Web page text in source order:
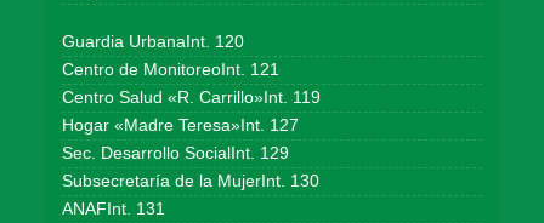
Guardia UrbanaInt. 120
Centro de MonitoreoInt. 121
Centro Salud «R. Carrillo»Int. 119
Hogar «Madre Teresa»Int. 127
Sec. Desarrollo SocialInt. 129
Subsecretaría de la MujerInt. 130
ANAFInt. 131